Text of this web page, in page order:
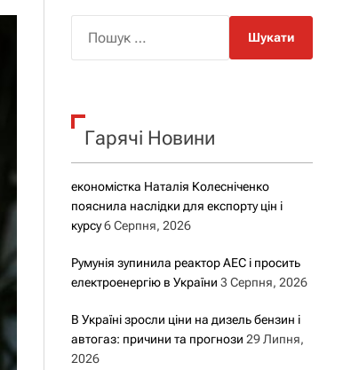
р
о
у
к
Гарячі Новини
економістка Наталія Колесніченко
пояснила наслідки для експорту цін і
курсу 6 Серпня, 2026
Румунія зупинила реактор АЕС і просить
електроенергію в України 3 Серпня, 2026
В Україні зросли ціни на дизель бензин і
автогаз: причини та прогнози 29 Липня,
2026